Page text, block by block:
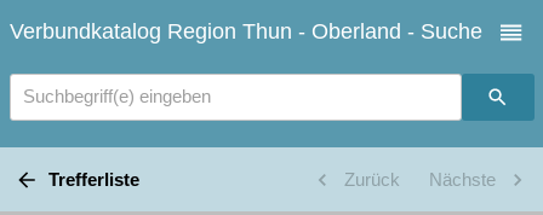
Verbundkatalog Region Thun - Oberland - Suche
Suchbegriff(e) eingeben
Trefferliste Zurück Nächste